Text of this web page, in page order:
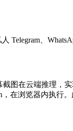
Telegram、
图在云端推理，
在浏览器内执行